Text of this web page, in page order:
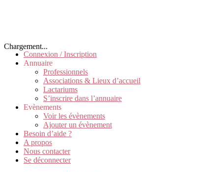
Chargement...
Connexion / Inscription
Annuaire
Professionnels
Associations & Lieux d’accueil
Lactariums
S’inscrire dans l’annuaire
Evènements
Voir les évènements
Ajouter un évènement
Besoin d’aide ?
A propos
Nous contacter
Se déconnecter